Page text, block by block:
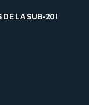
DE LA SUB-20!